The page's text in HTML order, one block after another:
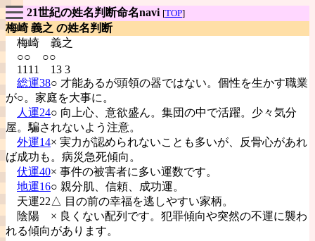
21世紀の姓名判断命名navi [TOP]
梅崎 義之 の姓名判断
梅崎 義之
○○ ○○
1111 13 3
総運38○ 才能あるが頭領の器ではない。個性を生かす職業
が○。家庭を大事に。
人運24○ 向上心、意欲盛ん。集団の中で活躍。少々気分
屋。騙されないよう注意。
外運14× 実力が認められないことも多いが、反骨心があれ
ば成功も。病災急死傾向。
伏運40× 事件の被害者に多い運数です。
地運16○ 親分肌、信頼、成功運。
天運22△ 目の前の幸福を逃しやすい家柄。
陰陽 × 良くない配列です。犯罪傾向や突然の不運に襲わ
れる傾向があります。